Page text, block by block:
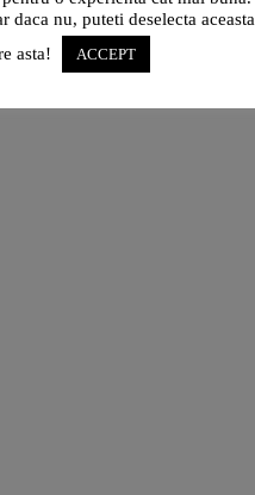
daca nu, puteti deselecta aceasta
asta! ACCEPT